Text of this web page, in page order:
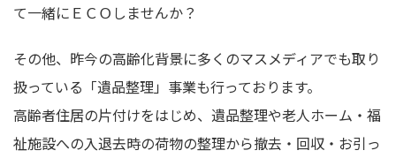
て一緒にＥＣＯしませんか？
その他、昨今の高齢化背景に多くのマスメディアでも取り
扱っている「遺品整理」事業も行っております。
高齢者住居の片付けをはじめ、遺品整理や老人ホーム・福
祉施設への入退去時の荷物の整理から撤去・回収・お引っ